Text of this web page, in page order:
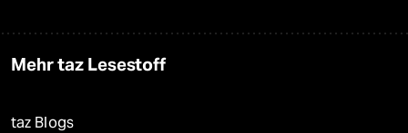
Mehr taz Lesestoff
taz Blogs